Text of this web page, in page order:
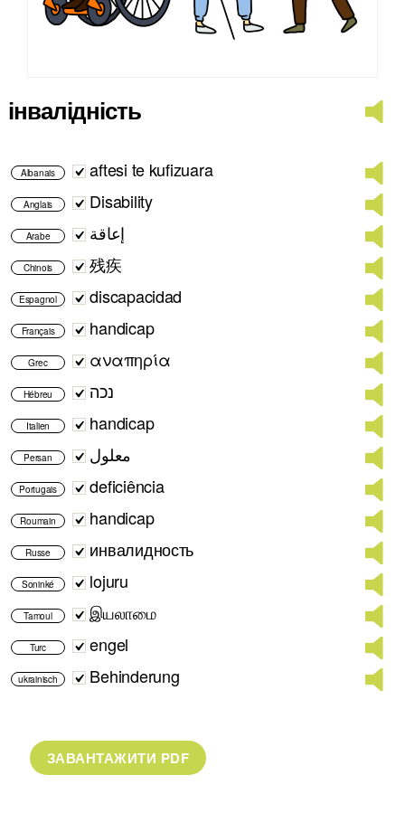
інвалідність
Albanais aftesi te kufizuara
Anglais Disability
Arabe إعاقة
Chinois 残疾
Espagnol discapacidad
Français handicap
Grec αναπηρία
Hébreu נכה
Italien handicap
Persan معلول
Portugais deficiência
Roumain handicap
Russe инвалидность
Soninké lojuru
Tamoul இயலாமை
Turc engel
ukrainisch Behinderung